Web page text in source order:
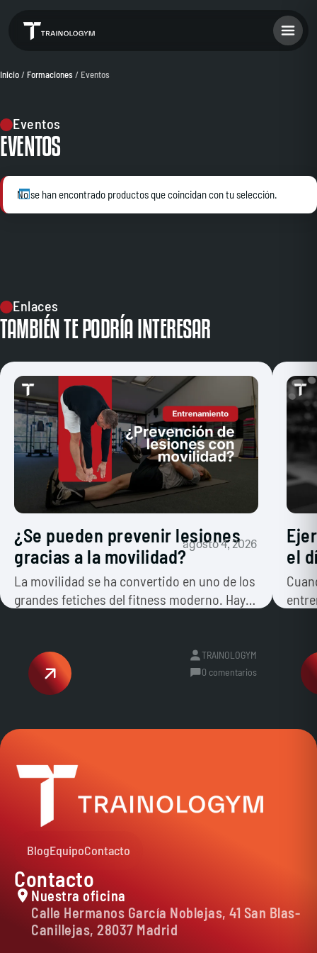
Inicio/ Formaciones/ Eventos
Eventos
EVENTOS
No se han encontrado productos que coincidan con tu selección.
Enlaces
TAMBIÉN TE PODRÍA INTERESAR
¿Se pueden prevenir lesiones
gracias a la movilidad?
La movilidad se ha convertido en uno de los
grandes fetiches del fitness moderno. Hay
agosto 4, 2026
TRAINOLOGYM
0 comentarios
el
Contacto
Nuestra oficina
Calle Hermanos García Noblejas, 41 San Blas-
Canillejas, 28037 Madrid
BlogEquipoContacto